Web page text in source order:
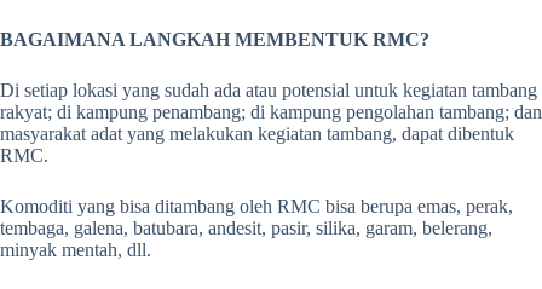
BAGAIMANA LANGKAH MEMBENTUK RMC?
Di setiap lokasi yang sudah ada atau potensial untuk kegiatan tambang
rakyat; di kampung penambang; di kampung pengolahan tambang; dan
masyarakat adat yang melakukan kegiatan tambang, dapat dibentuk
RMC.
Komoditi yang bisa ditambang oleh RMC bisa berupa emas, perak,
tembaga, galena, batubara, andesit, pasir, silika, garam, belerang,
minyak mentah, dll.